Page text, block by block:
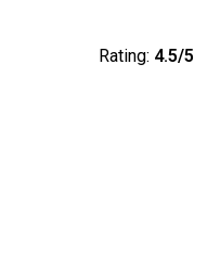
Rating: 4.5/5